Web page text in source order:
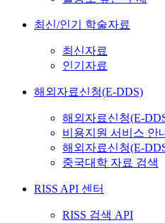
최신/인기 학술자료
최신자료
인기자료
해외자료신청(E-DDS)
해외자료신청(E-
비용지원 서비스 안
해외자료신청(E-
중국대학 자료 검색
RISS API 센터
RISS 검색 API